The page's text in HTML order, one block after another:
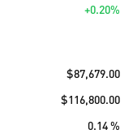
+0.20%
$87,679.00
$116,800.00
0.14 %